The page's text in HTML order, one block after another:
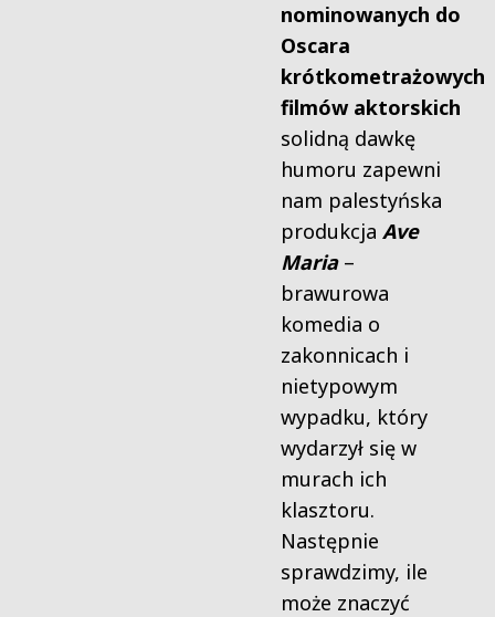
nominowanych do
Oscara
krótkometrażowych
filmów aktorskich
solidną dawkę
humoru zapewni
nam palestyńska
produkcja Ave
Maria–
brawurowa
komedia o
zakonnicach i
nietypowym
wypadku, który
wydarzył się w
murach ich
klasztoru.
Następnie
sprawdzimy, ile
może znaczyć